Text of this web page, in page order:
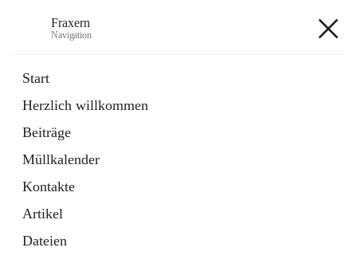
Fraxern
Navigation
Start
Herzlich willkommen
Beiträge
Müllkalender
Kontakte
Artikel
Dateien
Ordner
in
Tab
Formulare
Artikel
öffnet
in
neuem
Tab